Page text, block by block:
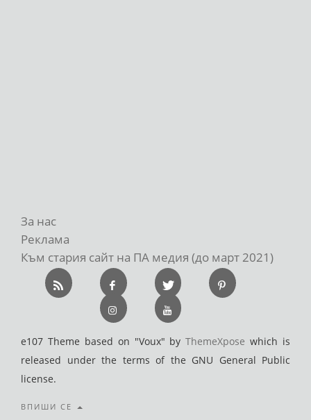
За нас
Реклама
Към стария сайт на ПА медия (до март 2021)
e107 Theme based on "Voux" byThemeXpose which is
released under the terms of the GNU General Public
license.
ВПИШИ СЕ